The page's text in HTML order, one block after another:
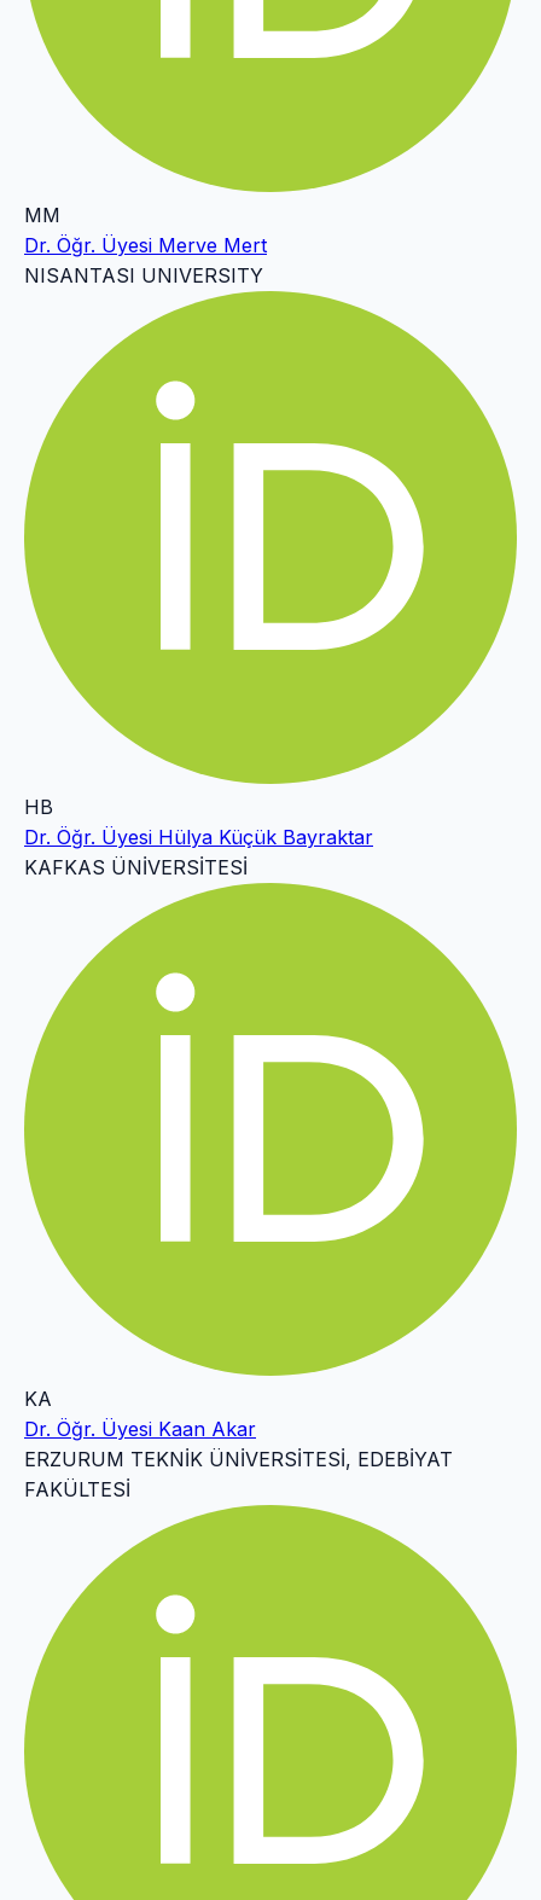
MM
Dr. Öğr. Üyesi Merve Mert
NISANTASI UNIVERSITY
HB
Dr. Öğr. Üyesi Hülya Küçük Bayraktar
KAFKAS ÜNİVERSİTESİ
KA
Dr. Öğr. Üyesi Kaan Akar
ERZURUM TEKNİK ÜNİVERSİTESİ, EDEBİYAT
FAKÜLTESİ